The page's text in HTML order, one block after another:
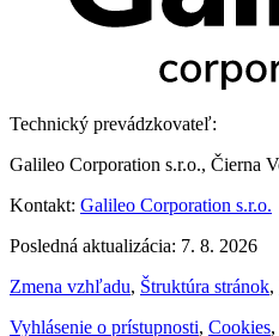
Technický prevádzkovateľ:
Galileo Corporation s.r.o., Čierna
Kontakt: Galileo Corporation s.r.o.
Posledná aktualizácia: 7. 8. 2026
Zmena vzhľadu, Štruktúra stránok,
Vyhlásenie o prístupnosti, Cookies,